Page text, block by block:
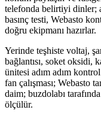
telefonda belirtiyi dinler;
basınç testi, Webasto
doğru ekipmanı hazırlar.
Yerinde teşhiste voltaj,
bağlantısı, soket
ünitesi adım adım
fan çalışması; Webasto
daim; buzdolabı
ölçülür.